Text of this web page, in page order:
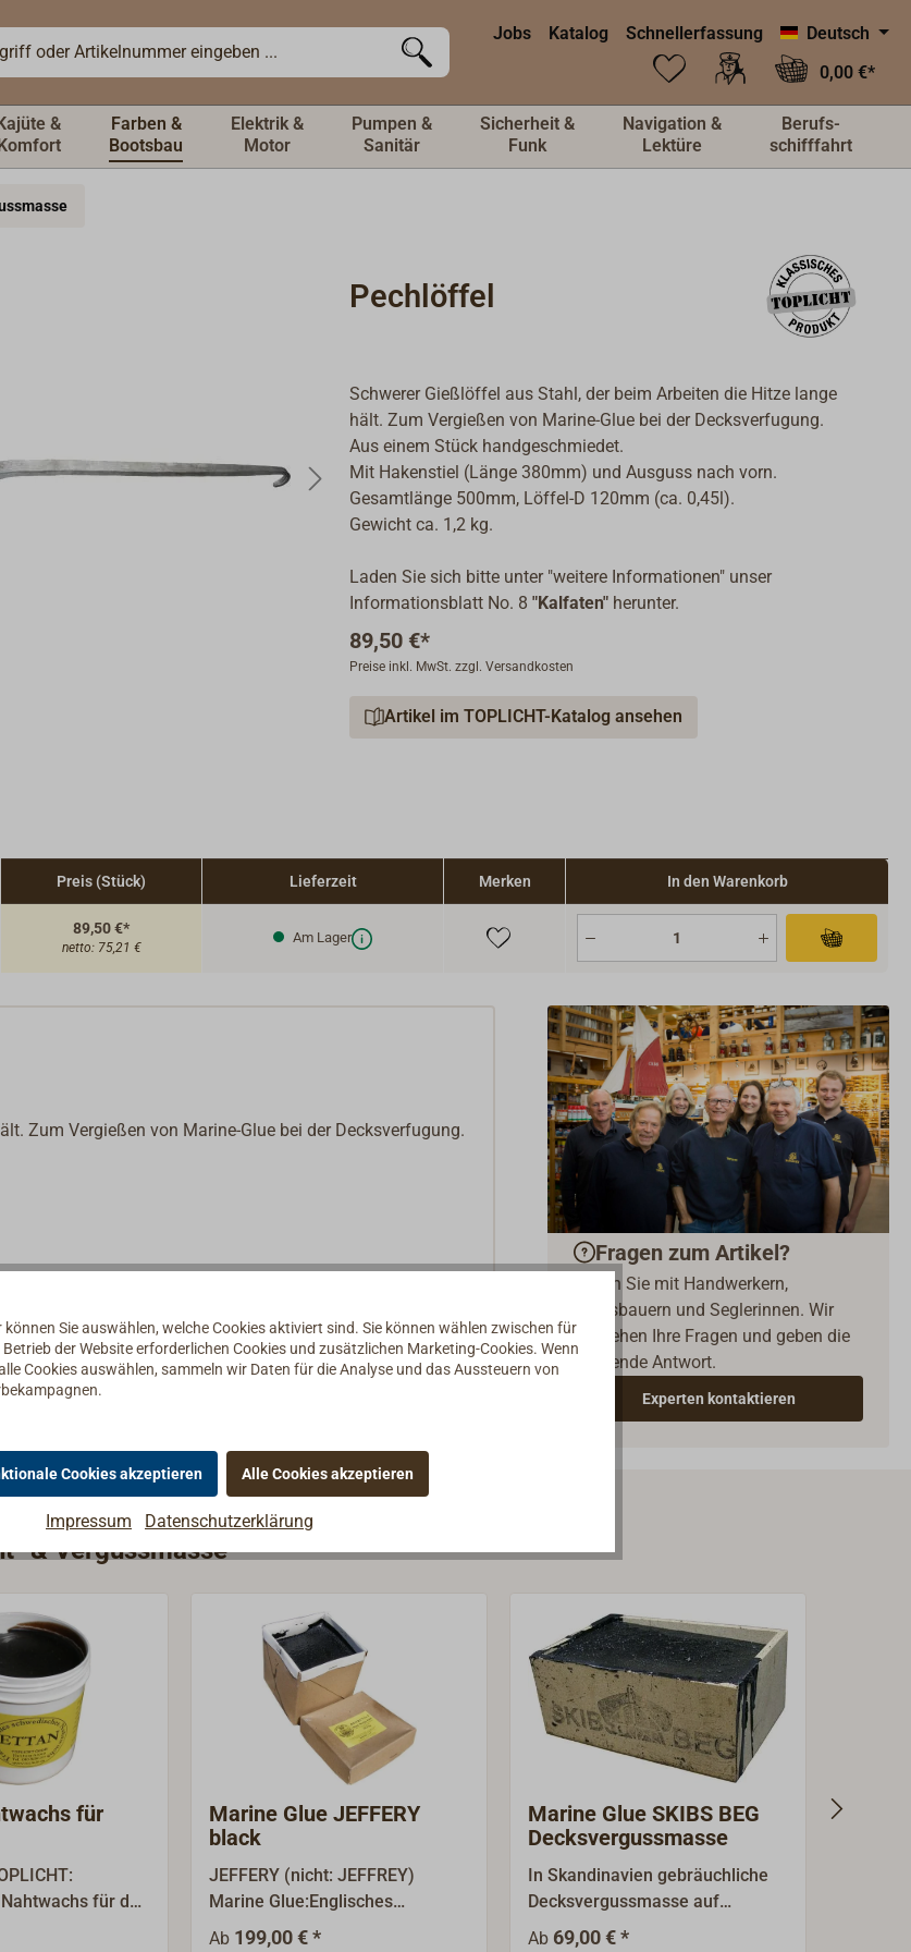
Jobs Katalog Schnellerfassung
Deutsch
0,00 €*
&
Farben &
Bootsbau
Elektrik &
Motor
Pumpen &
Sanitär
Sicherheit &
Funk
Navigation &
Lektüre
Berufs-
schifffahrt
Pechlöffel
Schwerer Gießlöffel aus Stahl, der beim Arbeiten die Hitze lange
hält. Zum Vergießen von Marine-Glue bei der Decksverfugung.
Aus einem Stück handgeschmiedet.
Mit Hakenstiel (Länge 380mm) und Ausguss nach vorn.
Gesamtlänge 500mm, Löffel-D 120mm (ca. 0,45l).
Gewicht ca. 1,2 kg.
Laden Sie sich bitte unter "weitere Informationen" unser
Informationsblatt No. 8 "Kalfaten" herunter.
89,50 €*
Preise inkl. MwSt. zzgl. Versandkosten
Artikel im TOPLICHT-Katalog ansehen
Preis (Stück) Lieferzeit Merken In den Warenkorb
89,50 €*
netto: 75,21 €
Am Lager
Zum Vergießen von Marine-Glue bei der Decksverfugung.
No. 8
Fragen zum Artikel?
Reden Sie mit Handwerkern,
Bootsbauern und Seglerinnen. Wir
verstehen Ihre Fragen und geben die
passende Antwort.
Experten kontaktieren
& Vergussmasse
für
für den
wie es nicht
Marine Glue JEFFERY
black
JEFFERY (nicht: JEFFREY)
Marine Glue:Englisches
Marineglue zum Heiß -
Ab 199,00 € *
Marine Glue SKIBS BEG
Decksvergussmasse
In Skandinavien gebräuchliche
Decksvergussmasse auf
Bitumenbasis zum Vergießen
Ab 69,00 € *
können Sie auswählen, welche Cookies aktiviert sind. Sie können wählen zwischen für
Betrieb der Website erforderlichen Cookies und zusätzlichen Marketing-Cookies. Wenn
Cookies auswählen, sammeln wir Daten für die Analyse und das Aussteuern von
Cookies akzeptieren Alle Cookies akzeptieren
Impressum Datenschutzerklärung